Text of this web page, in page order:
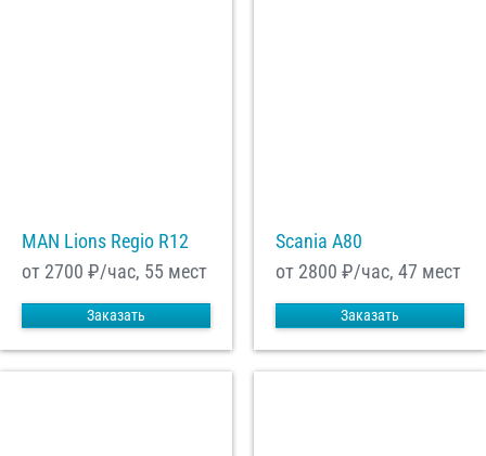
MAN Lions Regio R12
от 2700 ₽/час, 55 мест
Заказать
Scania A80
от 2800 ₽/час, 47 мест
Заказать